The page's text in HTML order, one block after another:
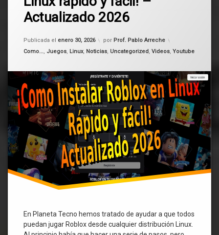
Actualizado 2026
Publicada el enero 30, 2026
Actualizado el enero 30, 2026
por Prof. Pablo Arreche
Categorías:
Como..., Juegos, Linux, Noticias, Uncategorized, Videos, Youtube
En Planeta Tecno hemos tratado de ayudar a que todos
puedan jugar Roblox desde cualquier distribución Linux.
Sober
¡Como
Instalar
Roblox
Linux
rápido
–
Actualizado
2026